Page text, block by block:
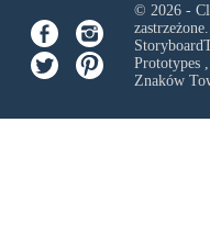
© 2026 -
zastrzeżone.
Prototypes
Znaków